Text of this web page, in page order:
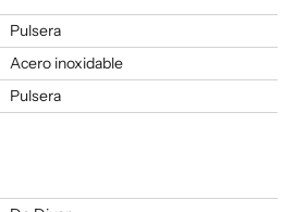
Pulsera
Acero inoxidable
Pulsera